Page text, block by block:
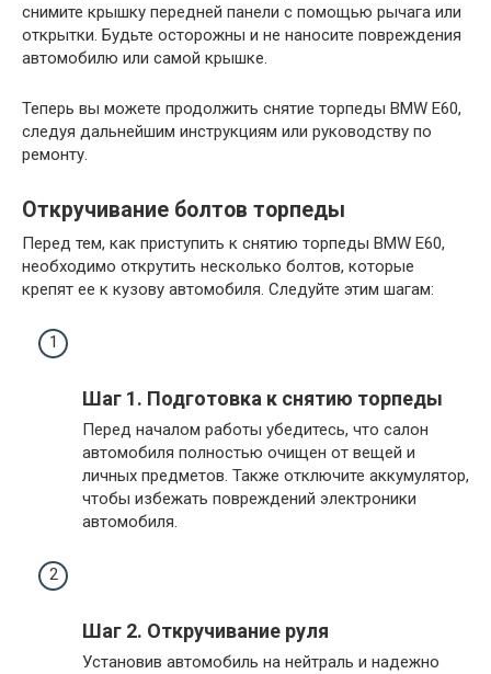
снимите крышку передней панели с помощью рычага или
открытки. Будьте осторожны и не наносите повреждения
автомобилю или самой крышке.
Теперь вы можете продолжить снятие торпеды BMW E60,
следуя дальнейшим инструкциям или руководству по
ремонту.
Откручивание болтов торпеды
Перед тем, как приступить к снятию торпеды BMW E60,
необходимо открутить несколько болтов, которые
крепят ее к кузову автомобиля. Следуйте этим шагам:
Шаг 1. Подготовка к снятию торпеды
Перед началом работы убедитесь, что салон
автомобиля полностью очищен от вещей и
личных предметов. Также отключите аккумулятор,
чтобы избежать повреждений электроники
автомобиля.
Шаг 2. Откручивание руля
Установив автомобиль на нейтраль и надежно